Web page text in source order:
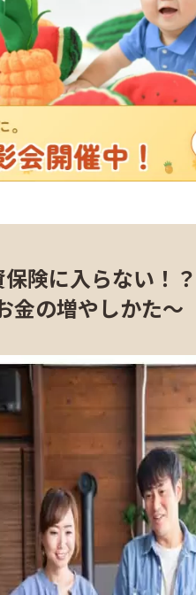
保険に入らない！
金の増やしかた～